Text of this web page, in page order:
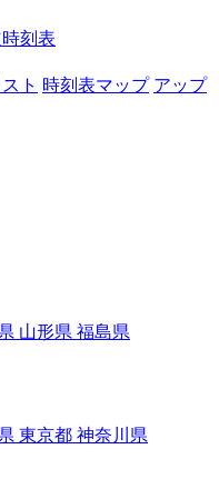
刻表
ト 時刻表マップ アップ
山形県 福島県
東京都 神奈川県